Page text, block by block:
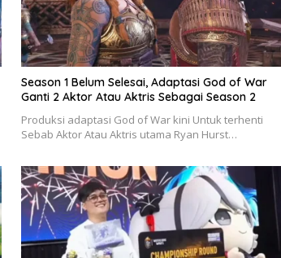
Season 1 Belum Selesai, Adaptasi God of War
Ganti 2 Aktor Atau Aktris Sebagai Season 2
Produksi adaptasi God of War kini Untuk terhenti
Sebab Aktor Atau Aktris utama Ryan Hurst…